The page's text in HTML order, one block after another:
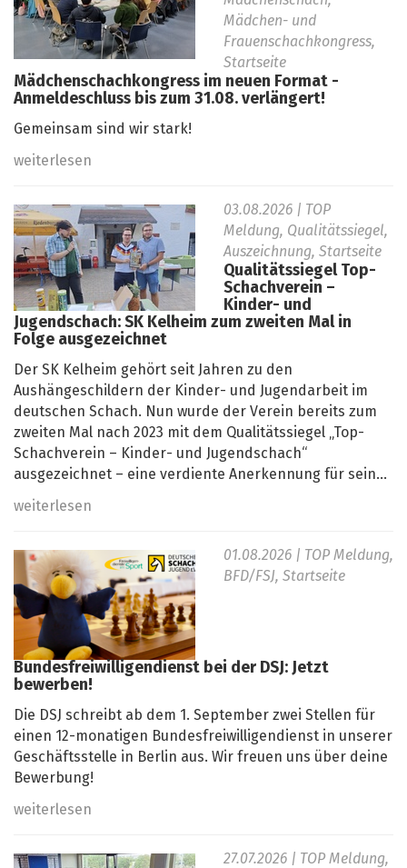
Mädchen- und
Frauenschachkongress,
Startseite
Mädchenschachkongress im neuen Format -
Anmeldeschluss bis zum 31.08. verlängert!
Gemeinsam sind wir stark!
weiterlesen
03.08.2026 | TOP
Meldung, Qualitätssiegel,
Auszeichnung, Startseite
Qualitätssiegel Top-
Schachverein –
Kinder- und
Jugendschach: SK Kelheim zum zweiten Mal in
Folge ausgezeichnet
Der SK Kelheim gehört seit Jahren zu den
Aushängeschildern der Kinder- und Jugendarbeit im
deutschen Schach. Nun wurde der Verein bereits zum
zweiten Mal nach 2023 mit dem Qualitätssiegel „Top-
Schachverein – Kinder- und Jugendschach“
ausgezeichnet – eine verdiente Anerkennung für sein...
weiterlesen
01.08.2026 | TOP Meldung,
BFD/FSJ, Startseite
Bundesfreiwilligendienst bei der DSJ: Jetzt
bewerben!
Die DSJ schreibt ab dem 1. September zwei Stellen für
einen 12-monatigen Bundesfreiwilligendienst in unserer
Geschäftsstelle in Berlin aus. Wir freuen uns über deine
Bewerbung!
weiterlesen
27.07.2026 | TOP Meldung,